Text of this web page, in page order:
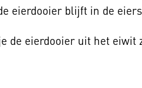
eierdooier blijft in de
de eierdooier uit het eiwit